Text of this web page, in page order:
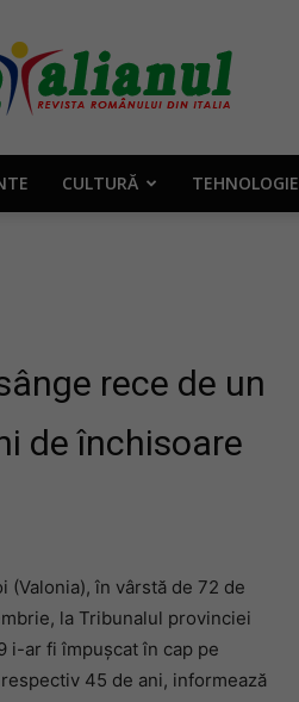
Rotalianul
românului
CULTURĂ TEHNOLOGIE
rece de un
de închisoare
în vârstă de 72 de
la Tribunalul provinciei
i-ar fi împușcat în cap pe
45 de ani, informează